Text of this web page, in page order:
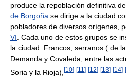
produce la repoblación definitiva
de Borgoña se dirige a la ciudad
pobladores de diversos orígenes,
VI . Cada uno de estos grupos se
la ciudad. Francos, serranos ( de
Demanda y Covaleda, entre las
Soria y la Rioja), [10] [11 ] [12] [13] [14] [